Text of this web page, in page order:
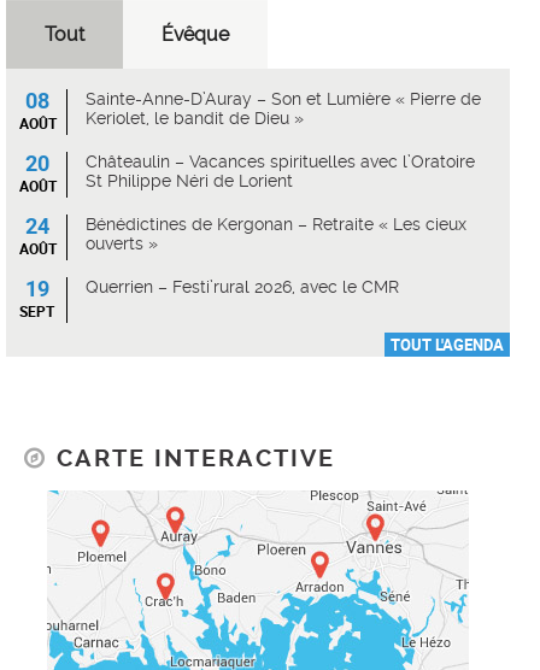
Tout Évêque
08
AOÛT
Sainte-Anne-D’Auray – Son et Lumière « Pierre de
Keriolet, le bandit de Dieu »
20
AOÛT
Châteaulin – Vacances spirituelles avec l’Oratoire
St Philippe Néri de Lorient
24
AOÛT
Bénédictines de Kergonan – Retraite « Les cieux
ouverts »
19
SEPT
Querrien – Festi’rural 2026, avec le CMR
TOUT L'AGENDA
CARTE INTERACTIVE